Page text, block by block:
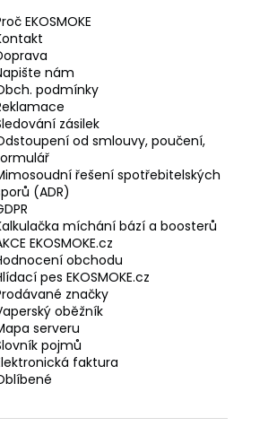
EKOSMOKE
nám
podmínky
zásilek
od smlouvy, poučení,
řešení spotřebitelských
(ADR)
míchání bází a boosterů
EKOSMOKE.cz
obchodu
pes EKOSMOKE.cz
značky
oběžník
serveru
pojmů
faktura